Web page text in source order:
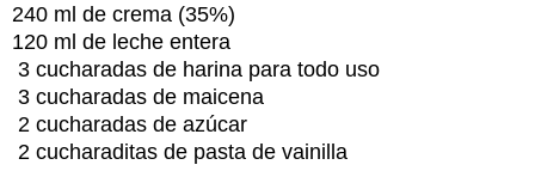
240 ml de crema (35%)
120 ml de leche entera
3 cucharadas de harina para todo uso
3 cucharadas de maicena
2 cucharadas de azúcar
2 cucharaditas de pasta de vainilla